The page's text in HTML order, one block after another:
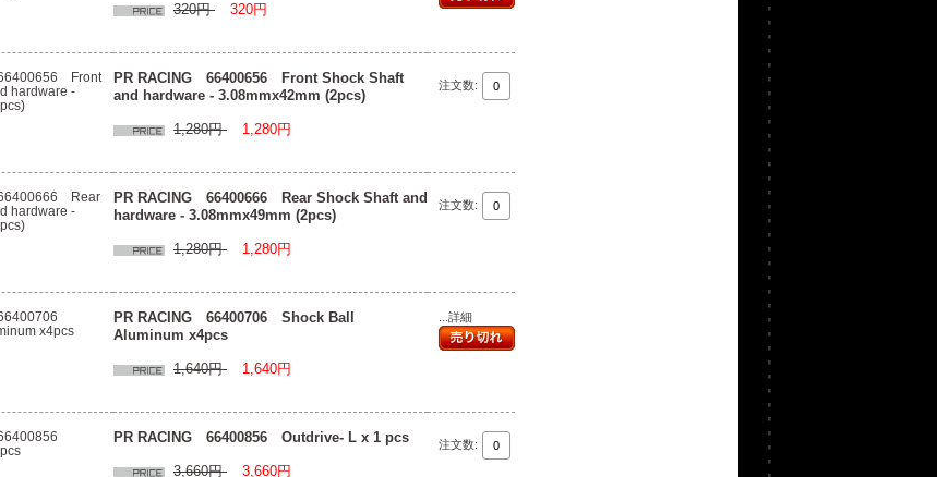
320円 320円
PR RACING 66400656 Front Shock Shaft
and hardware - 3.08mmx42mm (2pcs)
1,280円 1,280円
注文数:
PR RACING 66400666 Rear Shock Shaft and
hardware - 3.08mmx49mm (2pcs)
1,280円 1,280円
注文数:
PR RACING 66400706 Shock Ball
Aluminum x4pcs
1,640円 1,640円
...詳細
PR RACING 66400856 Outdrive- L x 1 pcs
3,660円 3,660円
注文数: